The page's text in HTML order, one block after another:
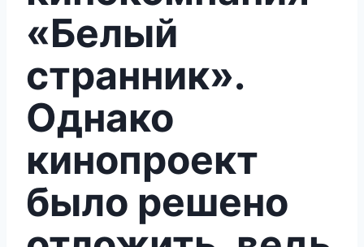
«Белый
странник».
Однако
кинопроект
было решено